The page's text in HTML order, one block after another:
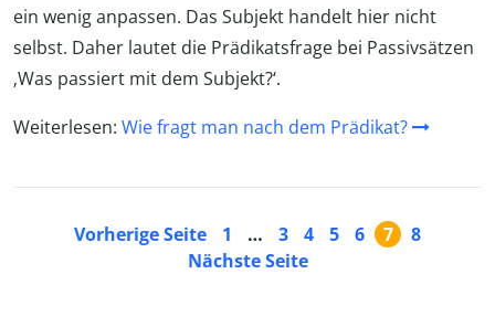
ein wenig anpassen. Das Subjekt handelt hier nicht
selbst. Daher lautet die Prädikatsfrage bei Passivsätzen
‚Was passiert mit dem Subjekt?‘.
Weiterlesen: Wie fragt man nach dem Prädikat?
Vorherige Seite 1 … 3 4 5 6 7
8
Nächste Seite